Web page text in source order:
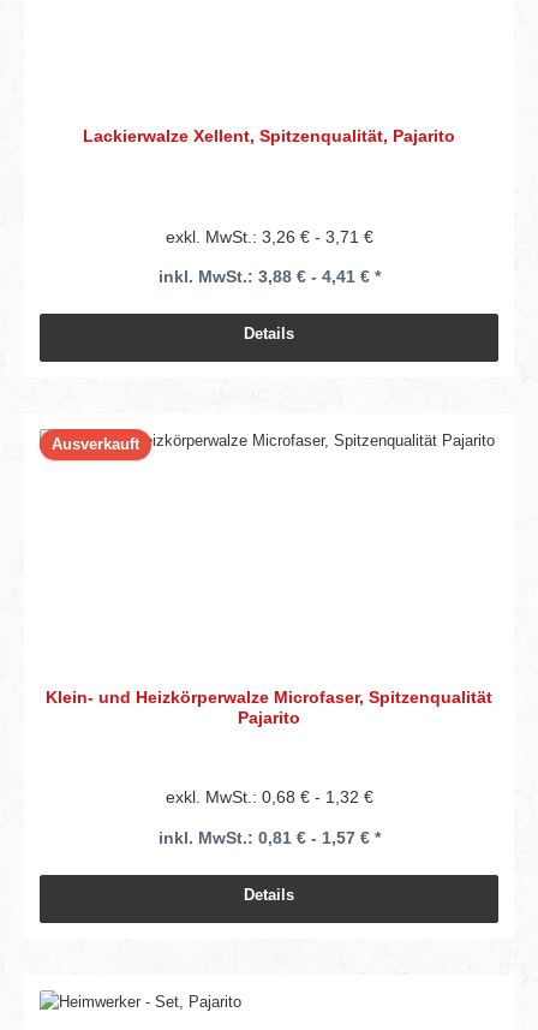
Lackierwalze Xellent, Spitzenqualität, Pajarito
exkl. MwSt.: 3,26 € - 3,71 €
inkl. MwSt.: 3,88 € - 4,41 € *
Details
Ausverkauft
Klein- und Heizkörperwalze Microfaser, Spitzenqualität
Pajarito
exkl. MwSt.: 0,68 € - 1,32 €
inkl. MwSt.: 0,81 € - 1,57 € *
Details